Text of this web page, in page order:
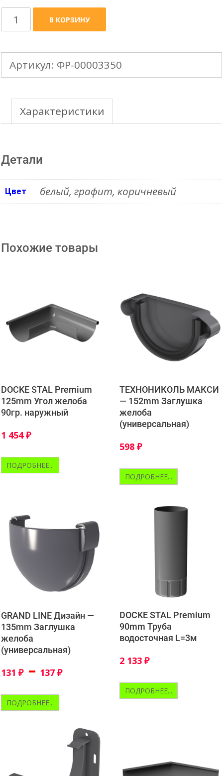
Количество
товара
ТЕХНОНИКОЛЬ
МАКСИ
152mm
Угол
135гр
(универсальный)
В КОРЗИНУ
Артикул: ФР-00003350
Характеристики
Детали
Цвет белый, графит, коричневый
Похожие товары
DOCKE STAL Premium
125mm Угол желоба
90гр. наружный
1 454₽
ПОДРОБНЕЕ...
ТЕХНОНИКОЛЬ МАКСИ
— 152mm Заглушка
желоба
(универсальная)
598 ₽
ПОДРОБНЕЕ...
GRAND LINE Дизайн —
135mm Заглушка
желоба
(универсальная)
131 ₽ – 137 ₽
ПОДРОБНЕЕ...
DOCKE STAL Premium
90mm Труба
водосточная L=3м
2 133 ₽
ПОДРОБНЕЕ...